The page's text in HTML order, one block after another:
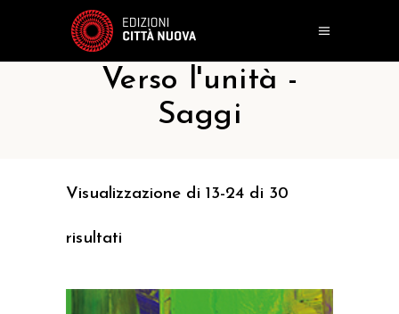
Verso l'unità -
Saggi
Visualizzazione di 13-24 di 30
risultati